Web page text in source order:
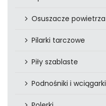
Osuszacze powietrza
Pilarki tarczowe
Piły szablaste
Podnośniki i wciągarki